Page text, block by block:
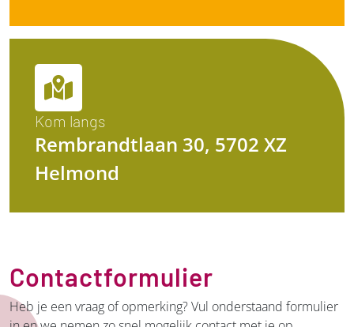
Kom langs
Rembrandtlaan 30, 5702 XZ
Helmond
Contactformulier
Heb je een vraag of opmerking? Vul onderstaand formulier